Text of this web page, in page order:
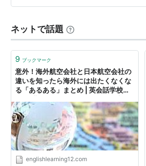
X https://x.com/ryouta_youtuber ラン
ネットで話題
9 ブックマーク
意外！海外航空会社と日本航空会社の
違いを知ったら海外には出たくなくな
る「あるある」まとめ | 英会話学校に
英語講師が教える“無料”オンライン英
会話スクール！～英検1級の英語講師
かおりが、教え子全員TOEIC200以上
アップした英語学習法をブログに全て
執筆中～
englishlearning12.com